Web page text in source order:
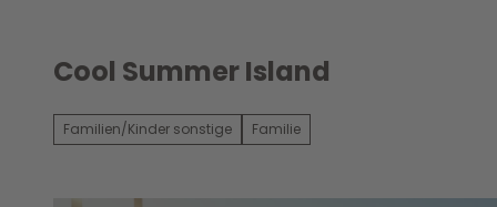
Cool Summer Island
Familien/Kinder sonstige Familie